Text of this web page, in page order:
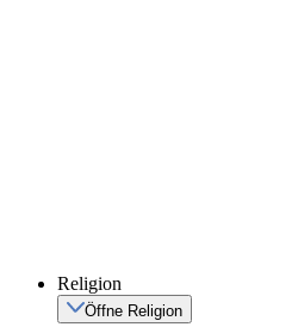
Religion
Öffne Religion